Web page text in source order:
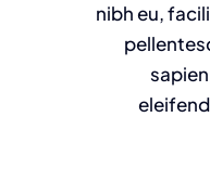
nibh eu,